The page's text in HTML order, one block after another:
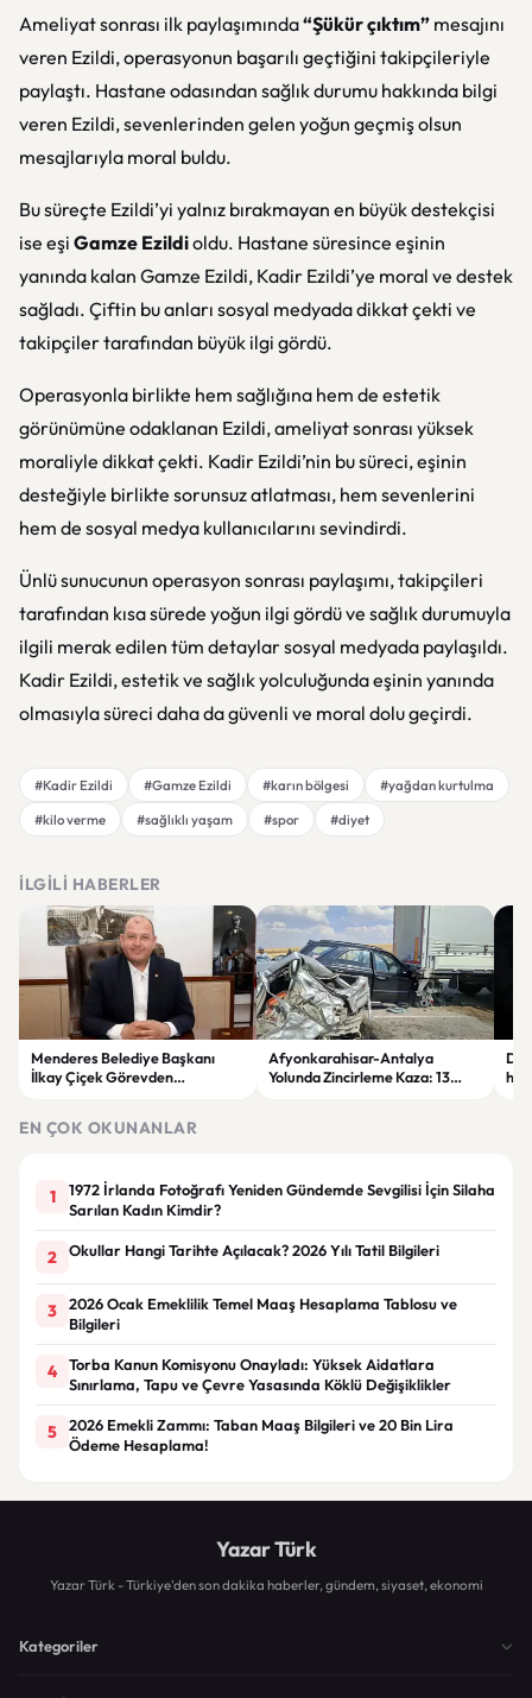
Ameliyat sonrası ilk paylaşımında“Şükür çıktım” mesajını
veren Ezildi, operasyonun başarılı geçtiğini takipçileriyle
paylaştı. Hastane odasından sağlık durumu hakkında bilgi
veren Ezildi, sevenlerinden gelen yoğun geçmiş olsun
mesajlarıyla moral buldu.
Bu süreçte Ezildi’yi yalnız bırakmayan en büyük destekçisi
ise eşi Gamze Ezildioldu. Hastane süresince eşinin
yanında kalan Gamze Ezildi, Kadir Ezildi’ye moral ve destek
sağladı. Çiftin bu anları sosyal medyada dikkat çekti ve
takipçiler tarafından büyük ilgi gördü.
Operasyonla birlikte hem sağlığına hem de estetik
görünümüne odaklanan Ezildi, ameliyat sonrası yüksek
moraliyle dikkat çekti. Kadir Ezildi’nin bu süreci, eşinin
desteğiyle birlikte sorunsuz atlatması, hem sevenlerini
hem de sosyal medya kullanıcılarını sevindirdi.
Ünlü sunucunun operasyon sonrası paylaşımı, takipçileri
tarafından kısa sürede yoğun ilgi gördü ve sağlık durumuyla
ilgili merak edilen tüm detaylar sosyal medyada paylaşıldı.
Kadir Ezildi, estetik ve sağlık yolculuğunda eşinin yanında
olmasıyla süreci daha da güvenli ve moral dolu geçirdi.
#Kadir Ezildi #Gamze Ezildi #karın bölgesi
#yağdan kurtulma
#kilo verme
#sağlıklı yaşam #spor #diyet
İLGILI HABERLER
Menderes Belediye Başkanı
İlkay Çiçek Görevden
Afyonkarahisar-Antalya
Yolunda Zincirleme Kaza: 13
EN ÇOK OKUNANLAR
1
1972 İrlanda Fotoğrafı Yeniden Gündemde Sevgilisi İçin Silaha
Sarılan Kadın Kimdir?
2 Okullar Hangi Tarihte Açılacak? 2026 Yılı Tatil Bilgileri
3
2026 Ocak Emeklilik Temel Maaş Hesaplama Tablosu ve
Bilgileri
4
Torba Kanun Komisyonu Onayladı: Yüksek Aidatlara
Sınırlama, Tapu ve Çevre Yasasında Köklü Değişiklikler
5
2026 Emekli Zammı: Taban Maaş Bilgileri ve 20 Bin Lira
Ödeme Hesaplama!
Yazar Türk
Yazar Türk - Türkiye'den son dakika haberler, gündem, siyaset, ekonomi
Kategoriler